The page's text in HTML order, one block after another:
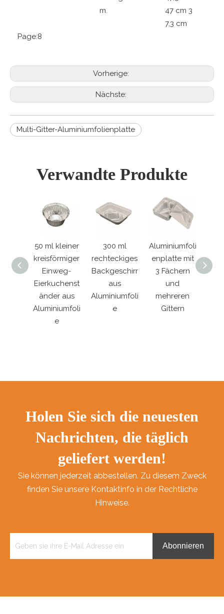
m.
47 cm 3
7,3 cm
Page:8
Vorherige:
Nächste:
Multi-Gitter-Aluminiumfolienplatte
Verwandte Produkte
aus
50 ml kleiner
kreisförmiger
Einweg-
Eierkuchenst
änder aus
Aluminiumfoli
e
300 ml
rechteckiges
Backgeschirr
aus
Aluminiumfoli
e
Aluminiumfoli
enplatte mit
3 Fächern
und
mehreren
Gittern
Holen Sie sich die neuesten
Nachrichten, die täglich
geliefert werden!
Sie können jederzeit abbestellen. Zu diesem Zweck
finden Sie unsere Kontaktinfo in der Rechtliche
Hinweise.
Abonnieren